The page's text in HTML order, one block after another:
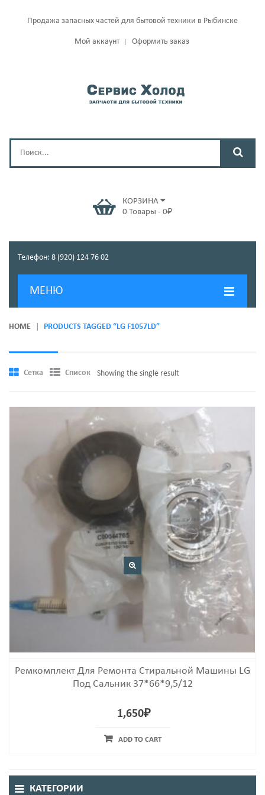
Продажа запасных частей для бытовой техники в Рыбинске
Мой аккаунт Оформить заказ
КОРЗИНА
0 Товары - 0₽
Телефон: 8 (920) 124 76 02
МЕНЮ
ГЛАВНАЯ
О КОМПАНИИ
HOME PRODUCTS TAGGED “LG F1057LD”
Сетка Список Showing the single result
Ремкомплект Для Ремонта Стиральной Машины LG
Под Сальник 37*66*9,5/12
1,650₽
ADD TO CART
КАТЕГОРИИ